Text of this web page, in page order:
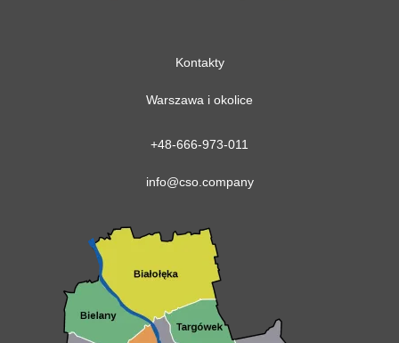
Kontakty
Warszawa i okolice
+48-666-973-011
info@cso.company